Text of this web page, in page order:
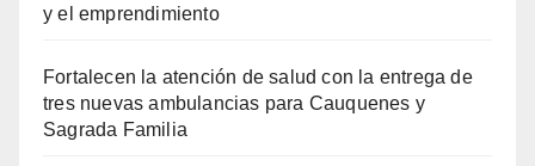
y el emprendimiento
Fortalecen la atención de salud con la entrega de
tres nuevas ambulancias para Cauquenes y
Sagrada Familia